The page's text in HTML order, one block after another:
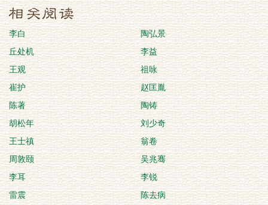
李白
陶弘景
丘处机
李益
王观
祖咏
崔护
赵匡胤
陈著
陶铸
胡松年
刘少奇
王士禛
翁卷
周敦颐
吴兆骞
李耳
李锐
雷震
陈去病